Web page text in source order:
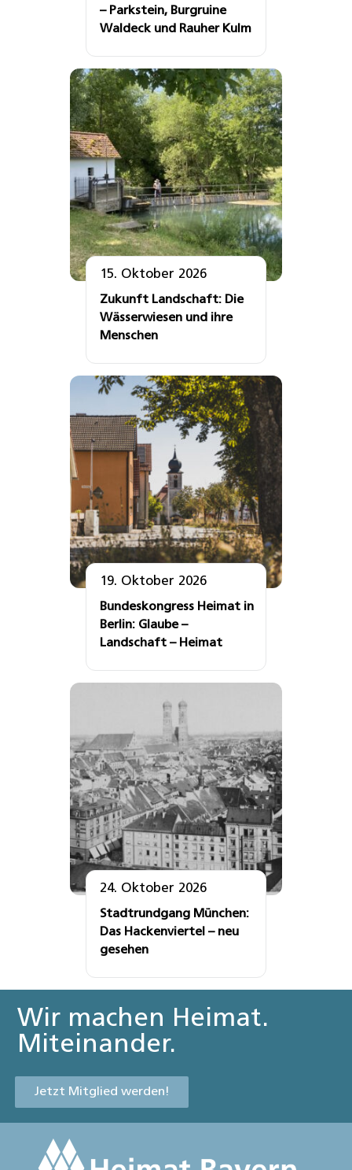
– Parkstein, Burgruine
Waldeck und Rauher Kulm
15. Oktober 2026
Zukunft Landschaft: Die
Wässerwiesen und ihre
Menschen
19. Oktober 2026
Bundeskongress Heimat in
Berlin: Glaube –
Landschaft – Heimat
24. Oktober 2026
Stadtrundgang München:
Das Hackenviertel – neu
gesehen
Wir machen Heimat.
Miteinander.
Jetzt Mitglied werden!